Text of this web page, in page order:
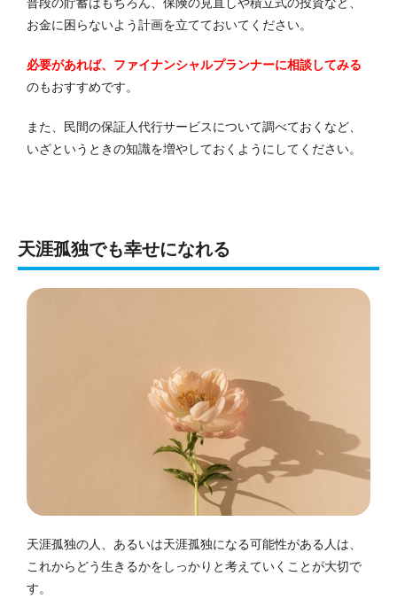
普段の貯蓄はもちろん、保険の見直しや積立式の投資など、
お金に困らないよう計画を立てておいてください。
必要があれば、ファイナンシャルプランナーに相談してみる
のもおすすめです。
また、民間の保証人代行サービスについて調べておくなど、
いざというときの知識を増やしておくようにしてください。
天涯孤独でも幸せになれる
天涯孤独の人、あるいは天涯孤独になる可能性がある人は、
これからどう生きるかをしっかりと考えていくことが大切で
す。